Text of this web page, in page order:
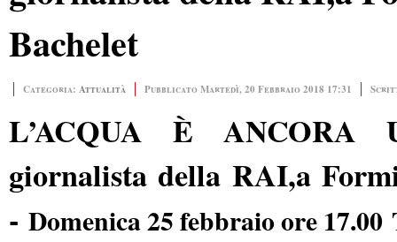
Bachelet
Categoria: Attualità Pubblicato Martedì, 20 Febbraio 2018 17:31
L’ACQUA È ANCORA
giornalista della RAI,a
- Domenica 25 febbraio ore 17.00